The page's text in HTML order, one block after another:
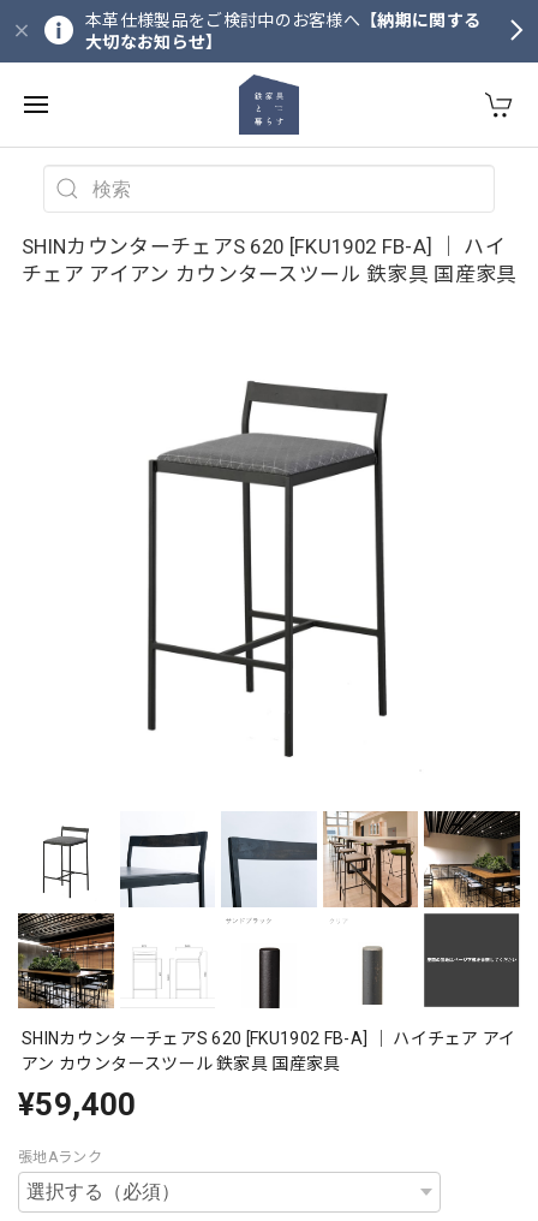
本革仕様製品をご検討中のお客様へ 【納期に関する
大切なお知らせ】
SHINカウンターチェアS 620 [FKU1902 FB-A] ｜ ハイ
チェア アイアン カウンタースツール 鉄家具 国産家具
SHINカウンターチェアS 620 [FKU1902 FB-A] ｜ ハイチェア アイ
アン カウンタースツール 鉄家具 国産家具
¥59,400
張地Aランク